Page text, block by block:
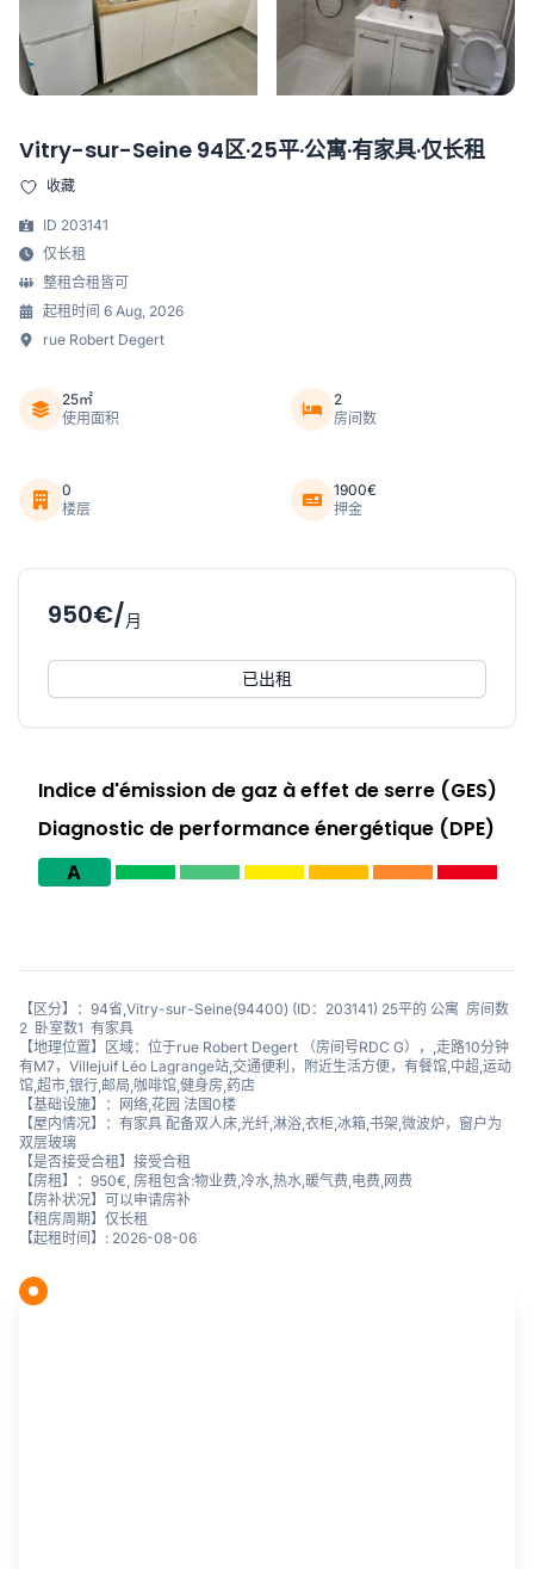
Vitry-sur-Seine 94区·25平·公寓·有家具·仅长租
收藏
ID 203141
仅长租
整租合租皆可
起租时间 6 Aug, 2026
rue Robert Degert
25㎡
使用面积
2
房间数
0
楼层
1900€
押金
950€/月
已出租
Indice d'émission de gaz à effet de serre (GES)
Diagnostic de performance énergétique (DPE)
A
【区分】：94省,Vitry-sur-Seine(94400) (ID：203141) 25平的 公寓 房间数
2 卧室数1 有家具
【地理位置】区域：位于rue Robert Degert （房间号RDC G），,走路10分钟
有M7，Villejuif Léo Lagrange站,交通便利，附近生活方便，有餐馆,中超,运动
馆,超市,银行,邮局,咖啡馆,健身房,药店
【基础设施】：网络,花园 法国0楼
【屋内情况】：有家具 配备双人床,光纤,淋浴,衣柜,冰箱,书架,微波炉，窗户为
双层玻璃
【是否接受合租】接受合租
【房租】：950€, 房租包含:物业费,冷水,热水,暖气费,电费,网费
【房补状况】可以申请房补
【租房周期】仅长租
【起租时间】: 2026-08-06